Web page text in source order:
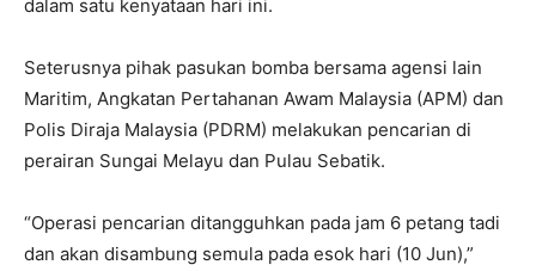
dalam satu kenyataan hari ini.
Seterusnya pihak pasukan bomba bersama agensi lain
Maritim, Angkatan Pertahanan Awam Malaysia (APM) dan
Polis Diraja Malaysia (PDRM) melakukan pencarian di
perairan Sungai Melayu dan Pulau Sebatik.
“Operasi pencarian ditangguhkan pada jam 6 petang tadi
dan akan disambung semula pada esok hari (10 Jun),”